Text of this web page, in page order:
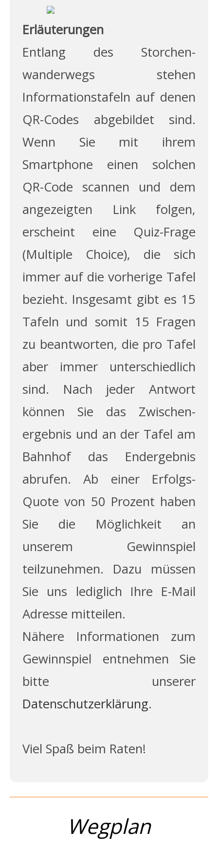
Erläuterungen
Entlang des Storchen­
wanderwegs stehen
Informations­tafeln auf denen
QR-Codes abgebildet sind.
Wenn Sie mit ihrem
Smartphone einen solchen
QR-Code scannen und dem
angezeigten Link folgen,
erscheint eine Quiz-Frage
(Multiple Choice), die sich
immer auf die vorherige Tafel
bezieht. Insgesamt gibt es 15
Tafeln und somit 15 Fragen
zu beantworten, die pro Tafel
aber immer unterschiedlich
sind. Nach jeder Antwort
können Sie das Zwischen­
ergebnis und an der Tafel am
Bahnhof das End­ergebnis
abrufen. Ab einer Erfolgs-
Quote von 50 Prozent haben
Sie die Möglichkeit an
unserem Gewinnspiel
teilzunehmen. Dazu müssen
Sie uns lediglich Ihre E-Mail
Adresse mitteilen.
Nähere Informationen zum
Gewinnspiel entnehmen Sie
bitte unserer
Datenschutzerklärung.
Viel Spaß beim Raten!
Wegplan